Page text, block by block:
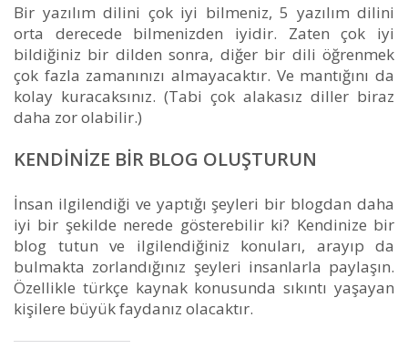
Bir yazılım dilini çok iyi bilmeniz, 5 yazılım dilini
orta derecede bilmenizden iyidir. Zaten çok iyi
bildiğiniz bir dilden sonra, diğer bir dili öğrenmek
çok fazla zamanınızı almayacaktır. Ve mantığını da
kolay kuracaksınız. (Tabi çok alakasız diller biraz
daha zor olabilir.)
KENDINIZE BIR BLOG OLUŞTURUN
İnsan ilgilendiği ve yaptığı şeyleri bir blogdan daha
iyi bir şekilde nerede gösterebilir ki? Kendinize bir
blog tutun ve ilgilendiğiniz konuları, arayıp da
bulmakta zorlandığınız şeyleri insanlarla paylaşın.
Özellikle türkçe kaynak konusunda sıkıntı yaşayan
kişilere büyük faydanız olacaktır.